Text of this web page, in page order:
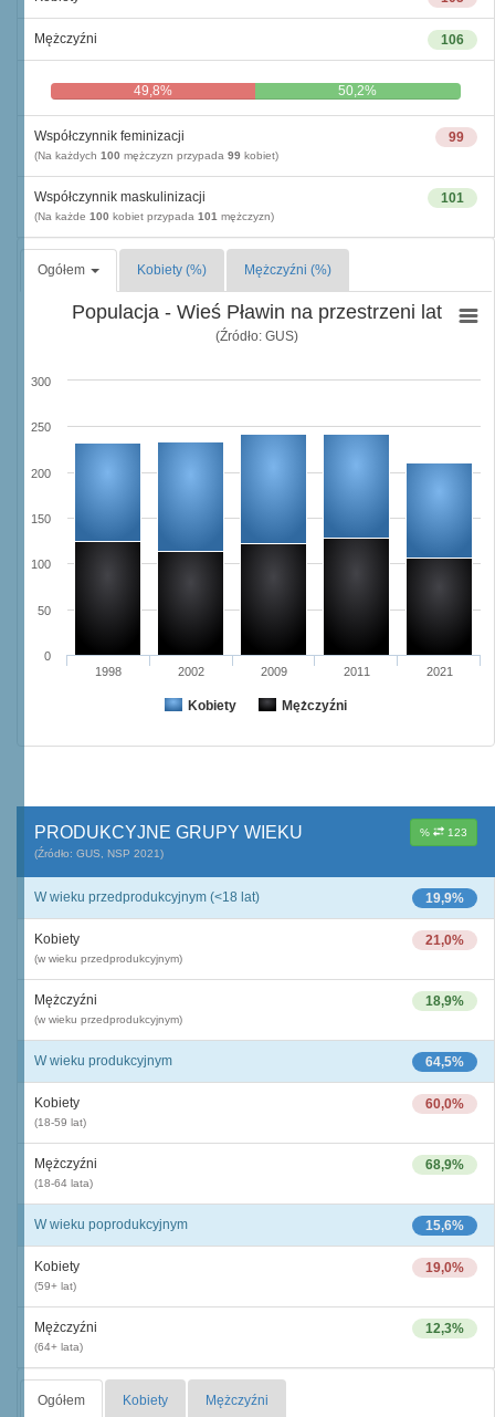
106
Mężczyźni
49,8% 50,2%
99
Współczynnik feminizacji
(Na każdych 100 mężczyzn przypada 99 kobiet)
101
Współczynnik maskulinizacji
(Na każde 100 kobiet przypada 101 mężczyzn)
Ogółem Kobiety (%) Mężczyźni (%)
Populacja - Wieś Pławin na przestrzeni lat
(Źródło: GUS)
Kobiety Mężczyźni
1998 2002 2009 2011 2021
0
50
100
150
200
250
300
% 123
PRODUKCYJNE GRUPY WIEKU
(Źródło: GUS, NSP 2021)
19,9%
W wieku przedprodukcyjnym (<18 lat)
21,0%
Kobiety
(w wieku przedprodukcyjnym)
18,9%
Mężczyźni
(w wieku przedprodukcyjnym)
64,5%
W wieku produkcyjnym
60,0%
Kobiety
(18-59 lat)
68,9%
Mężczyźni
(18-64 lata)
15,6%
W wieku poprodukcyjnym
19,0%
Kobiety
(59+ lat)
12,3%
Mężczyźni
(64+ lata)
Ogółem Kobiety Mężczyźni